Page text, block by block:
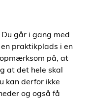
går i gang med
praktikplads i en
på, at
at det hele skal
kan derfor ikke
og også få